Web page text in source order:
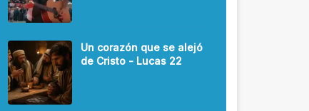
Un corazón que se alejó
de Cristo - Lucas 22